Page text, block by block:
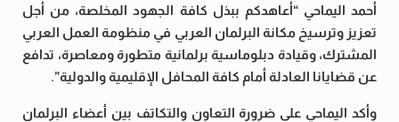
أحمد اليماحي “أعاهدكم ببذل كافة الجهود المخلصة، من أجل
تعزيز وترسيخ مكانة البرلمان العربي في منظومة العمل العربي
المشترك، وقيادة دبلوماسية برلمانية متطورة ومعاصرة، تدافع
عن قضايانا العادلة أمام كافة المحافل الإقليمية والدولية”.
وأكد اليماحي على ضرورة التعاون والتكاتف بين أعضاء البرلمان